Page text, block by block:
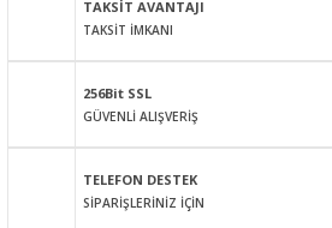
TAKSİT AVANTAJI
TAKSİT İMKANI
256Bit SSL
GÜVENLİ ALIŞVERİŞ
TELEFON DESTEK
SİPARİŞLERİNİZ İÇİN